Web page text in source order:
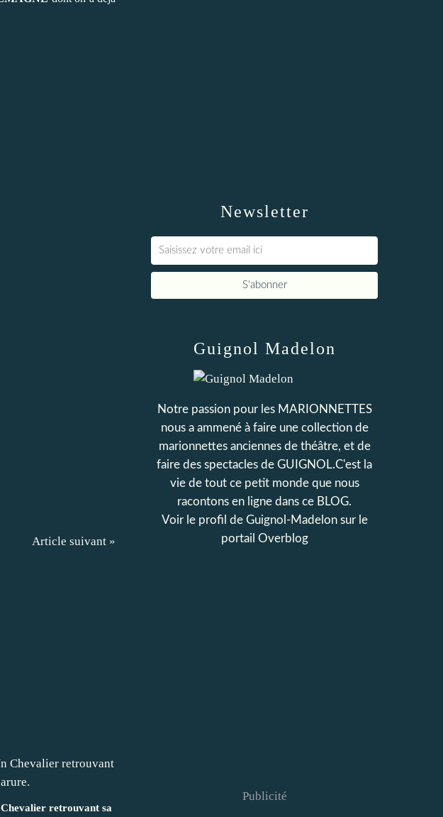
Article suivant »
retrouvant sa
Newsletter
Guignol Madelon
Notre passion pour les MARIONNETTES
nous a ammené à faire une collection de
marionnettes anciennes de théâtre, et de
faire des spectacles de GUIGNOL.C'est la
vie de tout ce petit monde que nous
racontons en ligne dans ce BLOG.
Voir le profil de Guignol-Madelonsur le
portail Overblog
Publicité